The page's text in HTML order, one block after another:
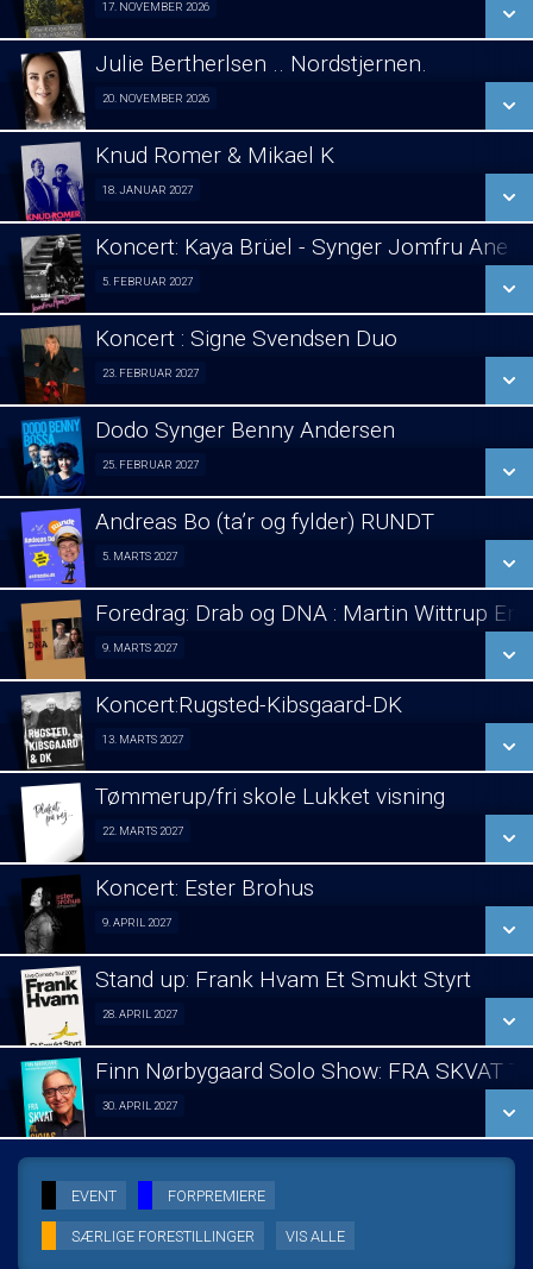
LÆS MERE
17. NOVEMBER 2026Foredrag fra Århus 17/11
SE ALLE DAGE
LÆS MERE
Julie Bertherlsen .. Nordstjernen.
20. NOVEMBER 2026Jule koncert. 20/11
LÆS MERE
Knud Romer & Mikael K
18. JANUAR 2027
LÆS MERE
Koncert: Kaya Brüel - Synger Jomfru Ane
5. FEBRUAR 2027
LÆS MERE
Koncert : Signe Svendsen Duo
23. FEBRUAR 2027
Koncert : Signe Svendsen Duo 23/02
LÆS MERE
Dodo Synger Benny Andersen
25. FEBRUAR 2027
LÆS MERE
Andreas Bo (ta’r og fylder) RUNDT
5. MARTS 2027
LÆS MERE
Foredrag: Drab og DNA : Martin Wittrup
9. MARTS 2027
LÆS MERE
Koncert:Rugsted-Kibsgaard-DK
13. MARTS 2027
LÆS MERE
Tømmerup/fri skole Lukket visning
22. MARTS 2027Lukket visning 22/03
LÆS MERE
Koncert: Ester Brohus
9. APRIL 2027
LÆS MERE
Stand up: Frank Hvam Et Smukt Styrt
28. APRIL 2027
LÆS MERE
Finn Nørbygaard Solo Show: FRA SKVAT
30. APRIL 2027
SE ALLE DAGE
LÆS MERE
EVENT FORPREMIERE
SÆRLIGE FORESTILLINGER VIS ALLE